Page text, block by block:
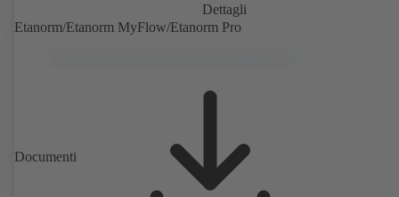
Dettagli
Etanorm/Etanorm MyFlow/Etanorm Pro
Documenti